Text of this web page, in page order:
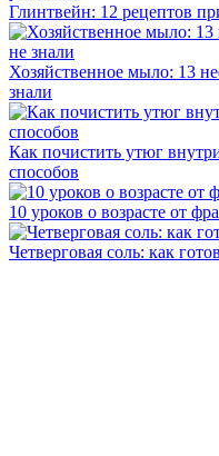
Глинтвейн: 12 рецептов
Хозяйственное мыло: 13
знали
Как почистить утюг
способов
10 уроков о возрасте от
Четверговая соль: как